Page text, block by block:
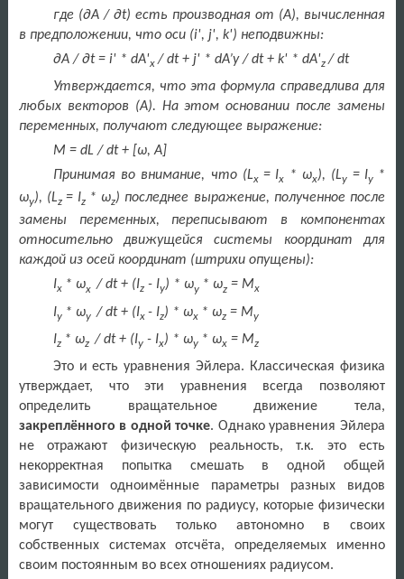
где (∂A/ ∂t) есть производная от (А), вычисленная
в предположении, что оси (i', j', k') неподвижны:
∂A / ∂t = i' * dA'x/ dt + j' * dA’y / dt + k' * dA'z/ dt
Утверждается, что эта формула справедлива для
любых векторов (А). На этом основании после замены
переменных, получают следующее выражение:
M = dL /dt+ [ω,A]
Принимая во внимание, что (Lx = Ix * ωx), (Ly = Iy *
ωy), (Lz = Iz * ωz) последнее выражение, полученное после
замены переменных, переписывают в компонентах
относительно движущейся системы координат для
каждой из осей координат (штрихи опущены):
Ix * ωx /dt+ (Iz - Iy) * ωy * ωz= Mx
Iy * ωy/ dt + (Ix - Iz) * ωx * ωz= My
Iz * ωz/ dt + (Iy- Ix) * ωy * ωx= Mz
Это и есть уравнения Эйлера. Классическая физика
утверждает, что эти уравнения всегда позволяют
определить вращательное движение тела,
закреплённого в одной точке. Однако уравнения Эйлера
не отражают физическую реальность, т.к. это есть
некорректная попытка смешать в одной общей
зависимости одноимённые параметры разных видов
вращательного движения по радиусу, которые физически
могут существовать только автономно в своих
собственных системах отсчёта, определяемых именно
своим постоянным во всех отношениях радиусом.